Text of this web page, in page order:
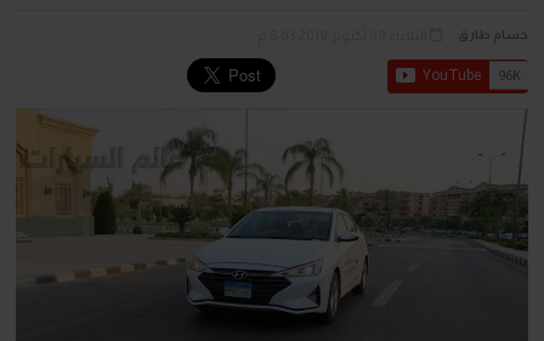
حسام طارق